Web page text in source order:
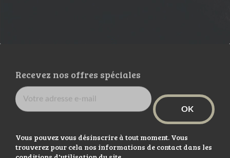
Recevez nos offres spéciales
Vous pouvez vous désinscrire à tout moment. Vous
trouverez pour cela nos informations de contact dans les